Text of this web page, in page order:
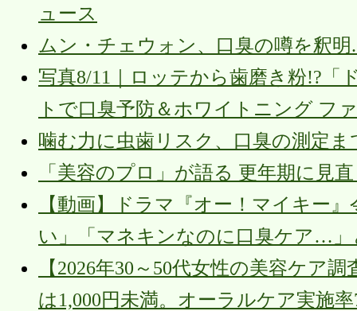
ュース
ムン・チェウォン、口臭の噂を釈
写真8/11｜ロッテから歯磨き粉!?「
トで口臭予防＆ホワイトニング フ
噛む力に虫歯リスク、口臭の測定ま
「美容のプロ」が語る 更年期に見
【動画】ドラマ『オー！マイキー
い」「マネキンなのに口臭ケア…
【2026年30～50代女性の美容ケア
は1,000円未満。オーラルケア実施